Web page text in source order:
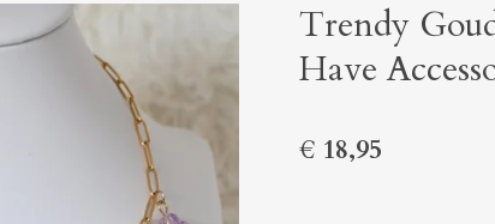
Trendy
Have
€ 18,95